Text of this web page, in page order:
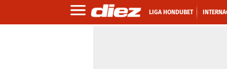
LIGA HONDUBET